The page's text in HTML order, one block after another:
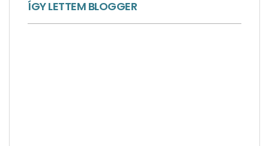
ÍGY LETTEM BLOGGER